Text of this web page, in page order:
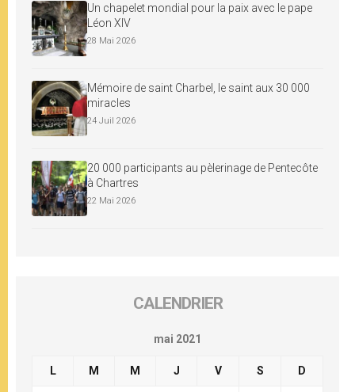
Un chapelet mondial pour la paix avec le pape
Léon XIV
28 Mai 2026
Mémoire de saint Charbel, le saint aux 30 000
miracles
24 Juil 2026
20 000 participants au pèlerinage de Pentecôte
à Chartres
22 Mai 2026
CALENDRIER
mai 2021
L M M J V S D